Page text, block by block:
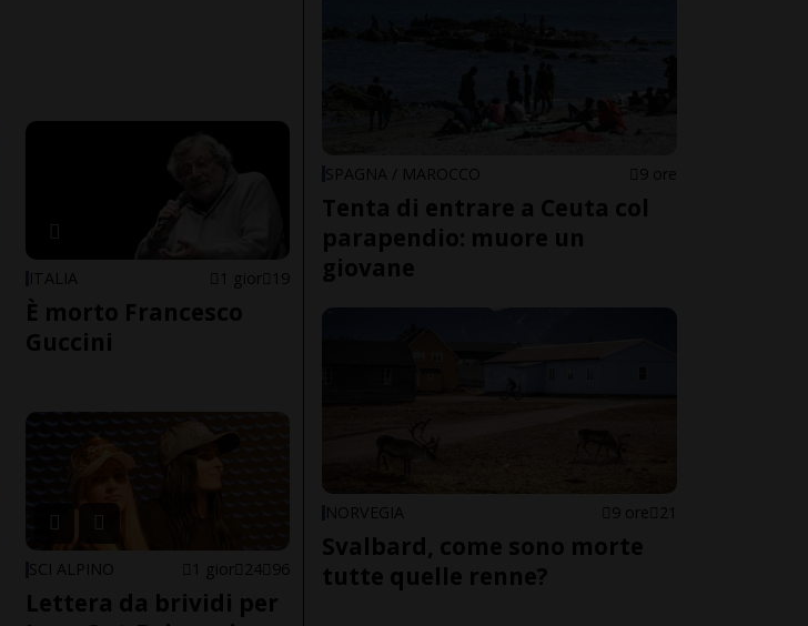
ITALIA 1 gior 19
È morto Francesco
Guccini
SCI ALPINO 1 gior 24 96
Lettera da brividi per
SPAGNA / MAROCCO 9 ore
Tenta di entrare a Ceuta col
parapendio: muore un
giovane
NORVEGIA 9 ore 21
Svalbard, come sono morte
tutte quelle renne?